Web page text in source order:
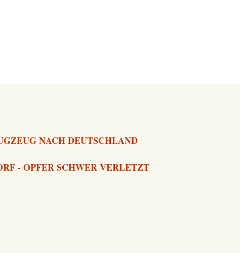
NACH DEUTSCHLAND
- OPFER SCHWER VERLETZT